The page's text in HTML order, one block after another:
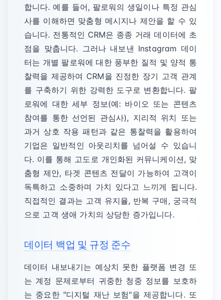
합니다. 예를 들어, 팔로워의 생일이나 특정 관심
사를 이해하면 맞춤형 메시지나 제안을 할 수 있
습니다. 전통적인 CRM은 종종 거래 데이터에 초
점을 맞춥니다. 그러나 내보낸 Instagram 데이
터는 개별 팔로워에 대한 풍부한 질적 및 양적 통
찰력을 제공하여 CRM을 진정한 장기 고객 관계
를 구축하기 위한 강력한 도구로 변환합니다. 팔
로워에 대한 세부 정보(예: 바이오 또는 콘텐츠
참여를 통한 선언된 관심사), 지리적 위치 또는
과거 상호 작용 패턴과 같은 통찰력을 활용하여
기업은 일반적인 아웃리치를 넘어설 수 있습니
다. 이를 통해 고도로 개인화된 커뮤니케이션, 맞
춤형 제안, 타겟 콘텐츠 전달이 가능하여 고객이
독특하고 소중하며 가치 있다고 느끼게 됩니다.
직접적인 결과는 고객 유지율, 반복 구매, 궁극적
으로 고객 생애 가치의 상당한 증가입니다.
데이터 백업 및 규정 준수
데이터 내보내기는 예상치 못한 플랫폼 변경 또
는 계정 문제로부터 귀중한 청중 정보를 보호하
는 중요한 "디지털 재난 보험"을 제공합니다. 또